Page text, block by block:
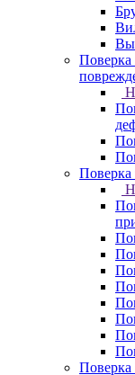
Поверка
Поверка
Поверка